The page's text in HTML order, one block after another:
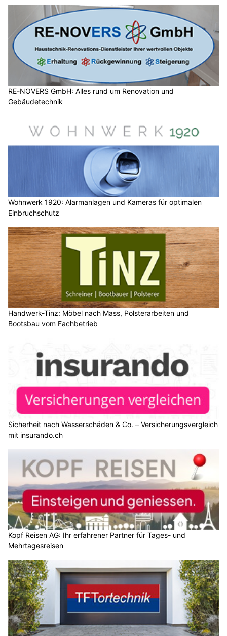
RE-NOVERS GmbH: Alles rund um Renovation und
Gebäudetechnik
Wohnwerk 1920: Alarmanlagen und Kameras für optimalen
Einbruchschutz
Handwerk-Tinz: Möbel nach Mass, Polsterarbeiten und
Bootsbau vom Fachbetrieb
Sicherheit nach Wasserschäden & Co. – Versicherungsvergleich
mit insurando.ch
Kopf Reisen AG: Ihr erfahrener Partner für Tages- und
Mehrtagesreisen